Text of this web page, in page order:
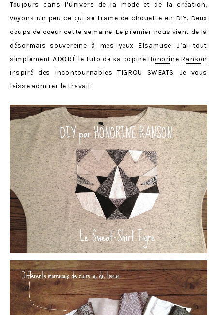
Toujours dans l’univers de la mode et de la création,
voyons un peu ce qui se trame de chouette en DIY. Deux
coups de coeur cette semaine. Le premier nous vient de la
désormais souvereine à mes yeux Elsamuse. J’ai tout
simplement ADORÉ le tuto de sa copine Honorine Ranson
inspiré des incontournables TIGROU SWEATS. Je vous
laisse admirer le travail: